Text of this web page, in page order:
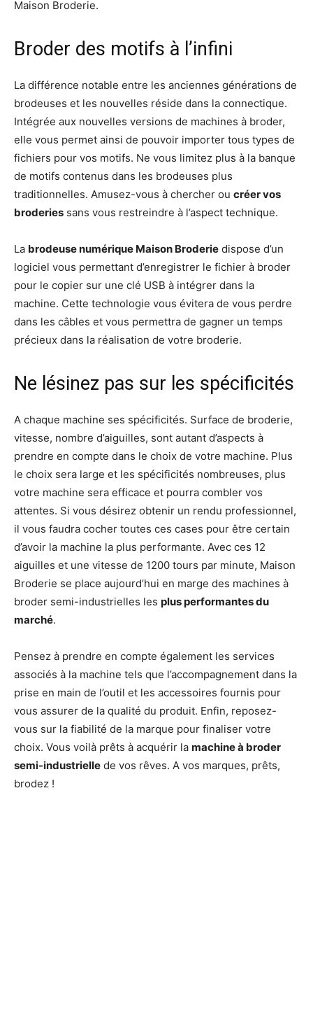
Maison Broderie.
Broder des motifs à l’infini
La différence notable entre les anciennes générations de
brodeuses et les nouvelles réside dans la connectique.
Intégrée aux nouvelles versions de machines à broder,
elle vous permet ainsi de pouvoir importer tous types de
fichiers pour vos motifs. Ne vous limitez plus à la banque
de motifs contenus dans les brodeuses plus
traditionnelles. Amusez-vous à chercher ou créer vos
broderies sans vous restreindre à l’aspect technique.
La brodeuse numérique Maison Broderie dispose d’un
logiciel vous permettant d’enregistrer le fichier à broder
pour le copier sur une clé USB à intégrer dans la
machine. Cette technologie vous évitera de vous perdre
dans les câbles et vous permettra de gagner un temps
précieux dans la réalisation de votre broderie.
Ne lésinez pas sur les spécificités
A chaque machine ses spécificités. Surface de broderie,
vitesse, nombre d’aiguilles, sont autant d’aspects à
prendre en compte dans le choix de votre machine. Plus
le choix sera large et les spécificités nombreuses, plus
votre machine sera efficace et pourra combler vos
attentes. Si vous désirez obtenir un rendu professionnel,
il vous faudra cocher toutes ces cases pour être certain
d’avoir la machine la plus performante. Avec ces 12
aiguilles et une vitesse de 1200 tours par minute, Maison
Broderie se place aujourd’hui en marge des machines à
broder semi-industrielles les plus performantes du
marché.
Pensez à prendre en compte également les services
associés à la machine tels que l’accompagnement dans la
prise en main de l’outil et les accessoires fournis pour
vous assurer de la qualité du produit. Enfin, reposez-
vous sur la fiabilité de la marque pour finaliser votre
choix. Vous voilà prêts à acquérir la machine à broder
semi-industrielle de vos rêves. A vos marques, prêts,
brodez !